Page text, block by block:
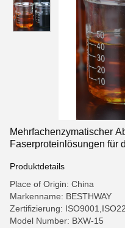
Mehrfachenzymatischer
Faserproteinlösungen für
Produktdetails
Place of Origin: China
Markenname: BESTHWAY
Zertifizierung:
Model Number: BXW-15